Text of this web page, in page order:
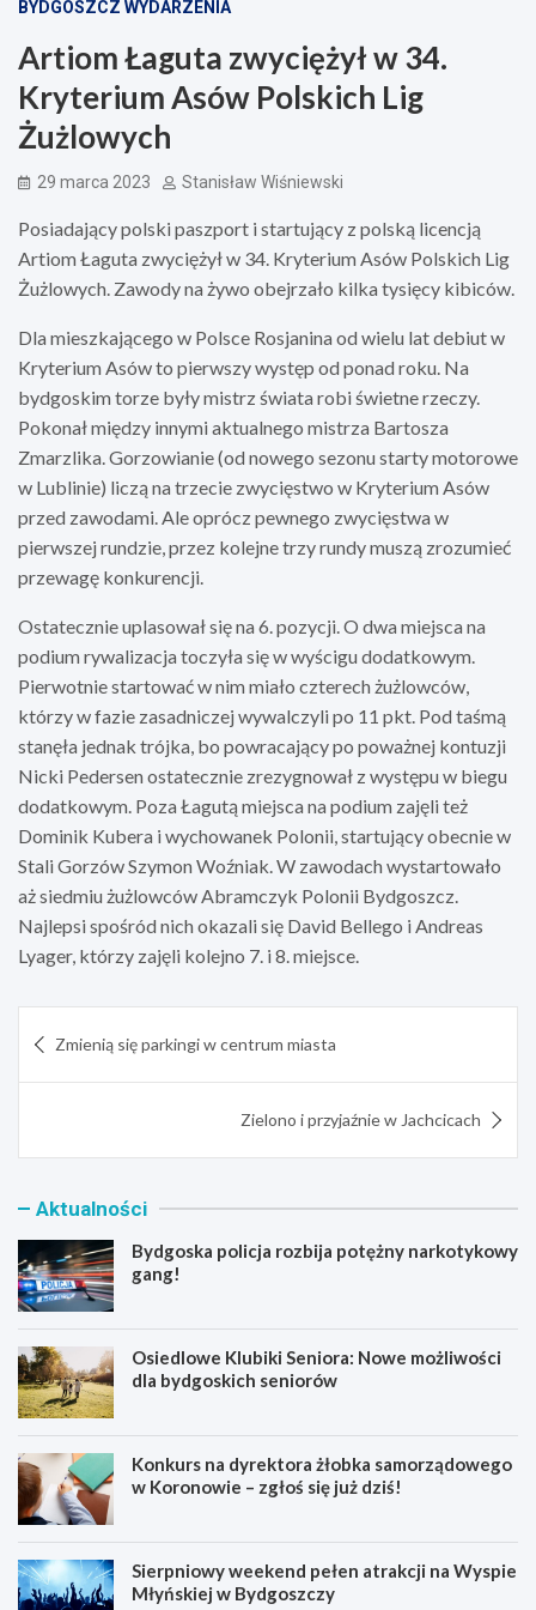
BYDGOSZCZ WYDARZENIA
Artiom Łaguta zwyciężył w 34.
Kryterium Asów Polskich Lig
Żużlowych
29 marca 2023 Stanisław Wiśniewski
Posiadający polski paszport i startujący z polską licencją
Artiom Łaguta zwyciężył w 34. Kryterium Asów Polskich Lig
Żużlowych. Zawody na żywo obejrzało kilka tysięcy kibiców.
Dla mieszkającego w Polsce Rosjanina od wielu lat debiut w
Kryterium Asów to pierwszy występ od ponad roku. Na
bydgoskim torze były mistrz świata robi świetne rzeczy.
Pokonał między innymi aktualnego mistrza Bartosza
Zmarzlika. Gorzowianie (od nowego sezonu starty motorowe
w Lublinie) liczą na trzecie zwycięstwo w Kryterium Asów
przed zawodami. Ale oprócz pewnego zwycięstwa w
pierwszej rundzie, przez kolejne trzy rundy muszą zrozumieć
przewagę konkurencji.
Ostatecznie uplasował się na 6. pozycji. O dwa miejsca na
podium rywalizacja toczyła się w wyścigu dodatkowym.
Pierwotnie startować w nim miało czterech żużlowców,
którzy w fazie zasadniczej wywalczyli po 11 pkt. Pod taśmą
stanęła jednak trójka, bo powracający po poważnej kontuzji
Nicki Pedersen ostatecznie zrezygnował z występu w biegu
dodatkowym. Poza Łagutą miejsca na podium zajęli też
Dominik Kubera i wychowanek Polonii, startujący obecnie w
Stali Gorzów Szymon Woźniak. W zawodach wystartowało
aż siedmiu żużlowców Abramczyk Polonii Bydgoszcz.
Najlepsi spośród nich okazali się David Bellego i Andreas
Lyager, którzy zajęli kolejno 7. i 8. miejsce.
wpisu
Zmienią się parkingi w centrum miasta
Zielono i przyjaźnie w Jachcicach
Aktualności
Bydgoska policja rozbija potężny narkotykowy
gang!
Osiedlowe Klubiki Seniora: Nowe możliwości
dla bydgoskich seniorów
Konkurs na dyrektora żłobka samorządowego
w Koronowie – zgłoś się już dziś!
Sierpniowy weekend pełen atrakcji na Wyspie
Młyńskiej w Bydgoszczy